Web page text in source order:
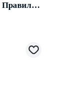
Правила